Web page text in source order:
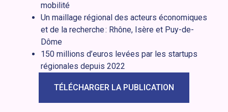
mobilité
Un maillage régional des acteurs économiques
et de la recherche : Rhône, Isère et Puy-de-
Dôme
150 millions d’euros levées par les startups
régionales depuis 2022
TÉLÉCHARGER LA PUBLICATION